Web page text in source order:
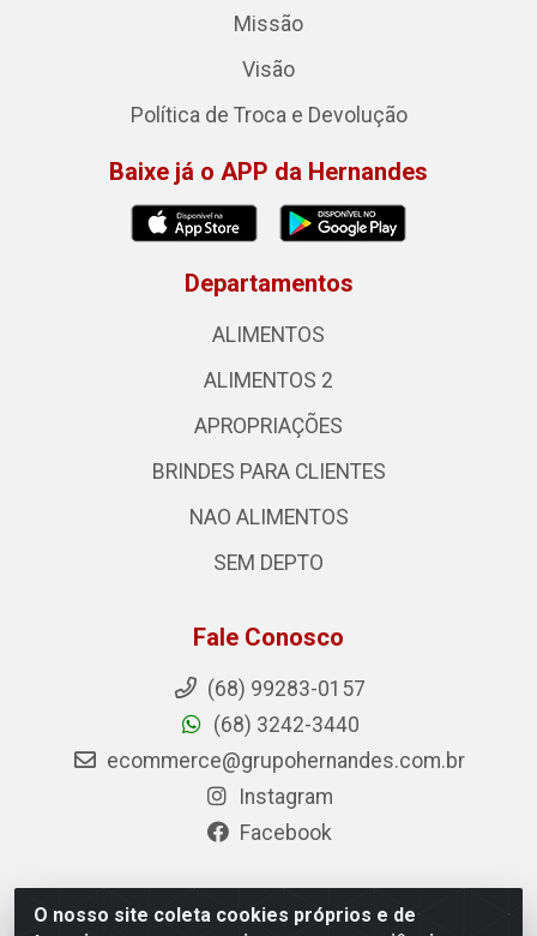
O nosso site coleta cookies próprios e de
Missão
Visão
Política de Troca e Devolução
Baixe já o APP da Hernandes
Departamentos
ALIMENTOS
ALIMENTOS 2
APROPRIAÇÕES
BRINDES PARA CLIENTES
NAO ALIMENTOS
SEM DEPTO
Fale Conosco
(68) 99283-0157
(68) 3242-3440
ecommerce@grupohernandes.com.br
Instagram
Facebook
Hernandes - Atacado e Distribuições - Rodovia